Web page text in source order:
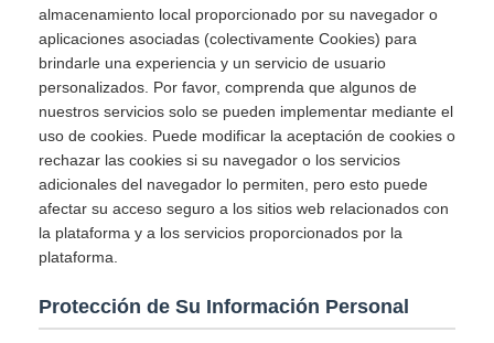
almacenamiento local proporcionado por su navegador o
aplicaciones asociadas (colectivamente Cookies) para
brindarle una experiencia y un servicio de usuario
personalizados. Por favor, comprenda que algunos de
nuestros servicios solo se pueden implementar mediante el
uso de cookies. Puede modificar la aceptación de cookies o
rechazar las cookies si su navegador o los servicios
adicionales del navegador lo permiten, pero esto puede
afectar su acceso seguro a los sitios web relacionados con
la plataforma y a los servicios proporcionados por la
plataforma.
Protección de Su Información Personal